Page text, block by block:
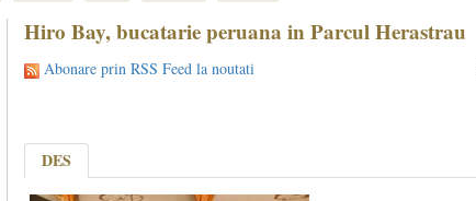
Hiro Bay, bucatarie peruana in Parcul Herastrau
Abonare prin RSS Feed la noutati
DES